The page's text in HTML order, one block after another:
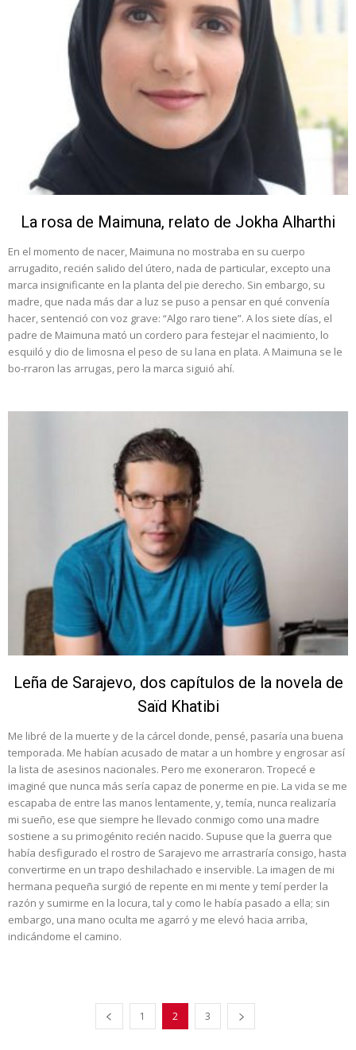
La rosa de Maimuna, relato de Jokha Alharthi
En el momento de nacer, Maimuna no mostraba en su cuerpo
arrugadito, recién salido del útero, nada de particular, excepto una
marca insignificante en la planta del pie derecho. Sin embargo, su
madre, que nada más dar a luz se puso a pensar en qué convenía
hacer, sentenció con voz grave: “Algo raro tiene”. A los siete días, el
padre de Maimuna mató un cordero para festejar el nacimiento, lo
esquiló y dio de limosna el peso de su lana en plata. A Maimuna se le
bo-rraron las arrugas, pero la marca siguió ahí.
Leña de Sarajevo, dos capítulos de la novela de
Saïd Khatibi
Me libré de la muerte y de la cárcel donde, pensé, pasaría una buena
temporada. Me habían acusado de matar a un hombre y engrosar así
la lista de asesinos nacionales. Pero me exoneraron. Tropecé e
imaginé que nunca más sería capaz de ponerme en pie. La vida se me
escapaba de entre las manos lentamente, y, temía, nunca realizaría
mi sueño, ese que siempre he llevado conmigo como una madre
sostiene a su primogénito recién nacido. Supuse que la guerra que
había desfigurado el rostro de Sarajevo me arrastraría consigo, hasta
convertirme en un trapo deshilachado e inservible. La imagen de mi
hermana pequeña surgió de repente en mi mente y temí perder la
razón y sumirme en la locura, tal y como le había pasado a ella; sin
embargo, una mano oculta me agarró y me elevó hacia arriba,
indicándome el camino.
1 2 3